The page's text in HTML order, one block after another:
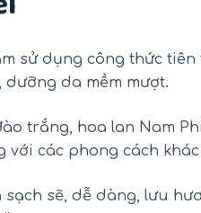
sử dụng công thức
da mềm mượt.
trắng, hoa lan Nam
các phong cách
sẽ, dễ dàng, lưu